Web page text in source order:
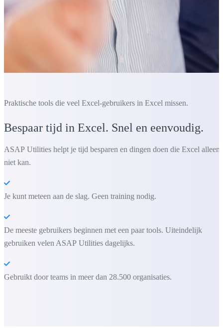
Praktische tools die veel Excel-gebruikers in Excel missen.
Bespaar tijd in Excel. Snel en eenvoudig.
ASAP Utilities helpt je tijd besparen en dingen doen die Excel alleen
niet kan.
Je kunt meteen aan de slag. Geen training nodig.
De meeste gebruikers beginnen met een paar tools. Uiteindelijk
gebruiken velen ASAP Utilities dagelijks.
Gebruikt door teams in meer dan 28.500 organisaties.